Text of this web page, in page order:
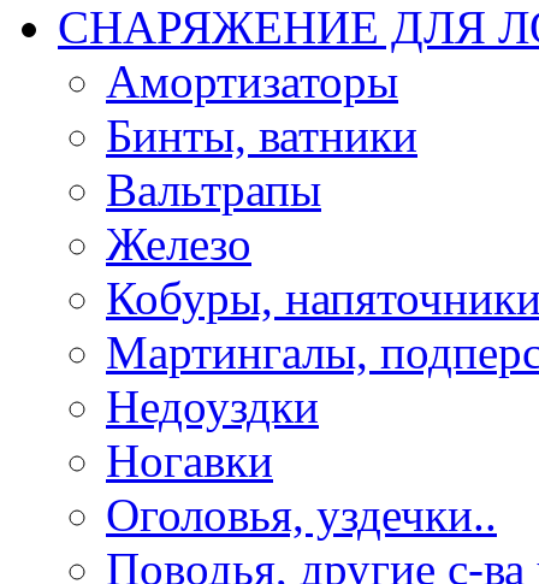
СНАРЯЖЕНИЕ ДЛЯ
Амортизаторы
Бинты, ватники
Вальтрапы
Железо
Кобуры,
Мартингалы,
Недоуздки
Ногавки
Оголовья, уздечки..
Поводья, другие с-